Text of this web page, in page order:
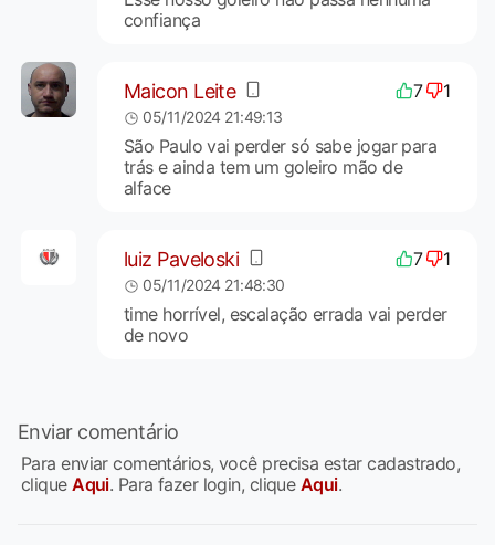
confiança
Maicon Leite 7 1
05/11/2024 21:49:13
São Paulo vai perder só sabe jogar para
trás e ainda tem um goleiro mão de
alface
luiz Paveloski 7 1
05/11/2024 21:48:30
time horrível, escalação errada vai perder
de novo
Enviar comentário
Para enviar comentários, você precisa estar cadastrado,
cliqueAqui. Para fazer login, clique Aqui.